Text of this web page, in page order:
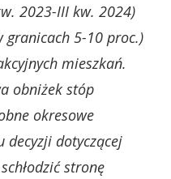
2023-III kw. 2024)
granicach 5-10 proc.)
mieszkań.
obniżek stóp
okresowe
decyzji dotyczącej
stronę